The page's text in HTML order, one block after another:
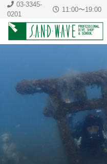
03-3345-
0201
11:00〜19:00